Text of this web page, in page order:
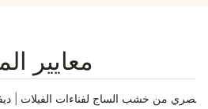
معايير
من خشب الساج لفناءات الفيلات |